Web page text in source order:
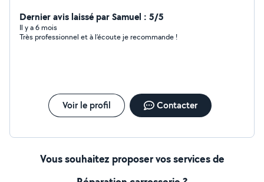
Dernier avis laissé par Samuel : 5/5
Il y a 6 mois
Très professionnel et à l’écoute je recommande !
Voir le profil Contacter
Vous souhaitez proposer vos services de